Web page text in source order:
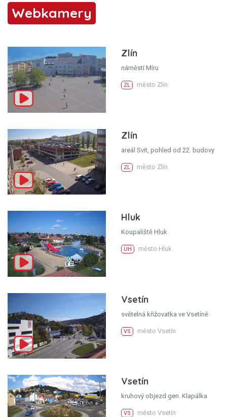
Webkamery
Zlín
náměstí Míru
ZL město Zlín
Zlín
areál Svit, pohled od 22. budovy
ZL město Zlín
Hluk
Koupaliště Hluk
UH město Hluk
Vsetín
světelná křižovatka ve Vsetíně
VS město Vsetín
Vsetín
kruhový objezd gen. Klapálka
VS město Vsetín